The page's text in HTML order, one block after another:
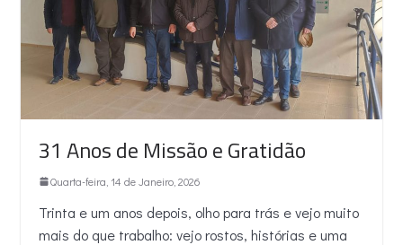
31 Anos de Missão e Gratidão
Quarta-feira, 14 de Janeiro, 2026
Trinta e um anos depois, olho para trás e vejo muito
mais do que trabalho: vejo rostos, histórias e uma